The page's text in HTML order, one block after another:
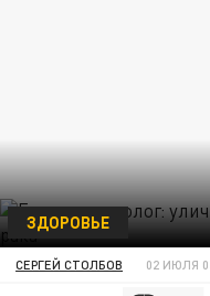
ЗДОРОВЬЕ
СЕРГЕЙ СТОЛБОВ 02 ИЮЛЯ